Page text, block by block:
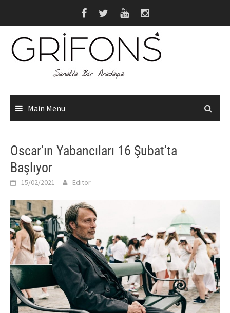
Main Menu
Oscar’ın Yabancıları 16 Şubat’ta
Başlıyor
15/02/2021 Editor